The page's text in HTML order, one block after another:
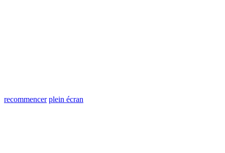
recommencer plein écran